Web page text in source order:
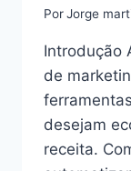
PorJorge
Introdução
de
desejam
receita.